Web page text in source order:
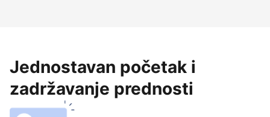
Jednostavan početak i
zadržavanje prednosti